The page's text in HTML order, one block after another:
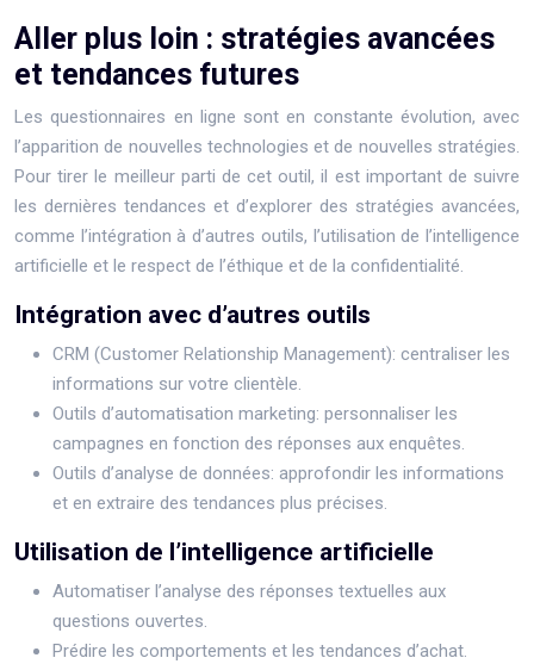
Aller plus loin : stratégies avancées
et tendances futures
Les questionnaires en ligne sont en constante évolution, avec
l’apparition de nouvelles technologies et de nouvelles stratégies.
Pour tirer le meilleur parti de cet outil, il est important de suivre
les dernières tendances et d’explorer des stratégies avancées,
comme l’intégration à d’autres outils, l’utilisation de l’intelligence
artificielle et le respect de l’éthique et de la confidentialité.
Intégration avec d’autres outils
CRM (Customer Relationship Management): centraliser les
informations sur votre clientèle.
Outils d’automatisation marketing: personnaliser les
campagnes en fonction des réponses aux enquêtes.
Outils d’analyse de données: approfondir les informations
et en extraire des tendances plus précises.
Utilisation de l’intelligence artificielle
Automatiser l’analyse des réponses textuelles aux
questions ouvertes.
Prédire les comportements et les tendances d’achat.